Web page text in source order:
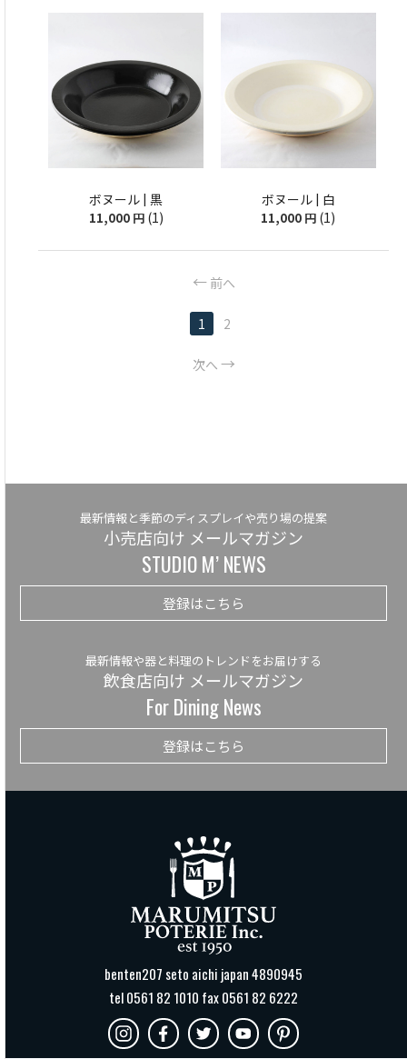
ボヌール | 黒
11,000 円 (1)
ボヌール | 白
11,000 円 (1)
前へ
1 2
次へ
最新情報と季節のディスプレイや売り場の提案
小売店向け メールマガジン
STUDIO M’ NEWS
登録はこちら
最新情報や器と料理のトレンドをお届けする
飲食店向け メールマガジン
For Dining News
登録はこちら
benten207 seto aichi japan 4890945
tel 0561 82 1010 fax 0561 82 6222